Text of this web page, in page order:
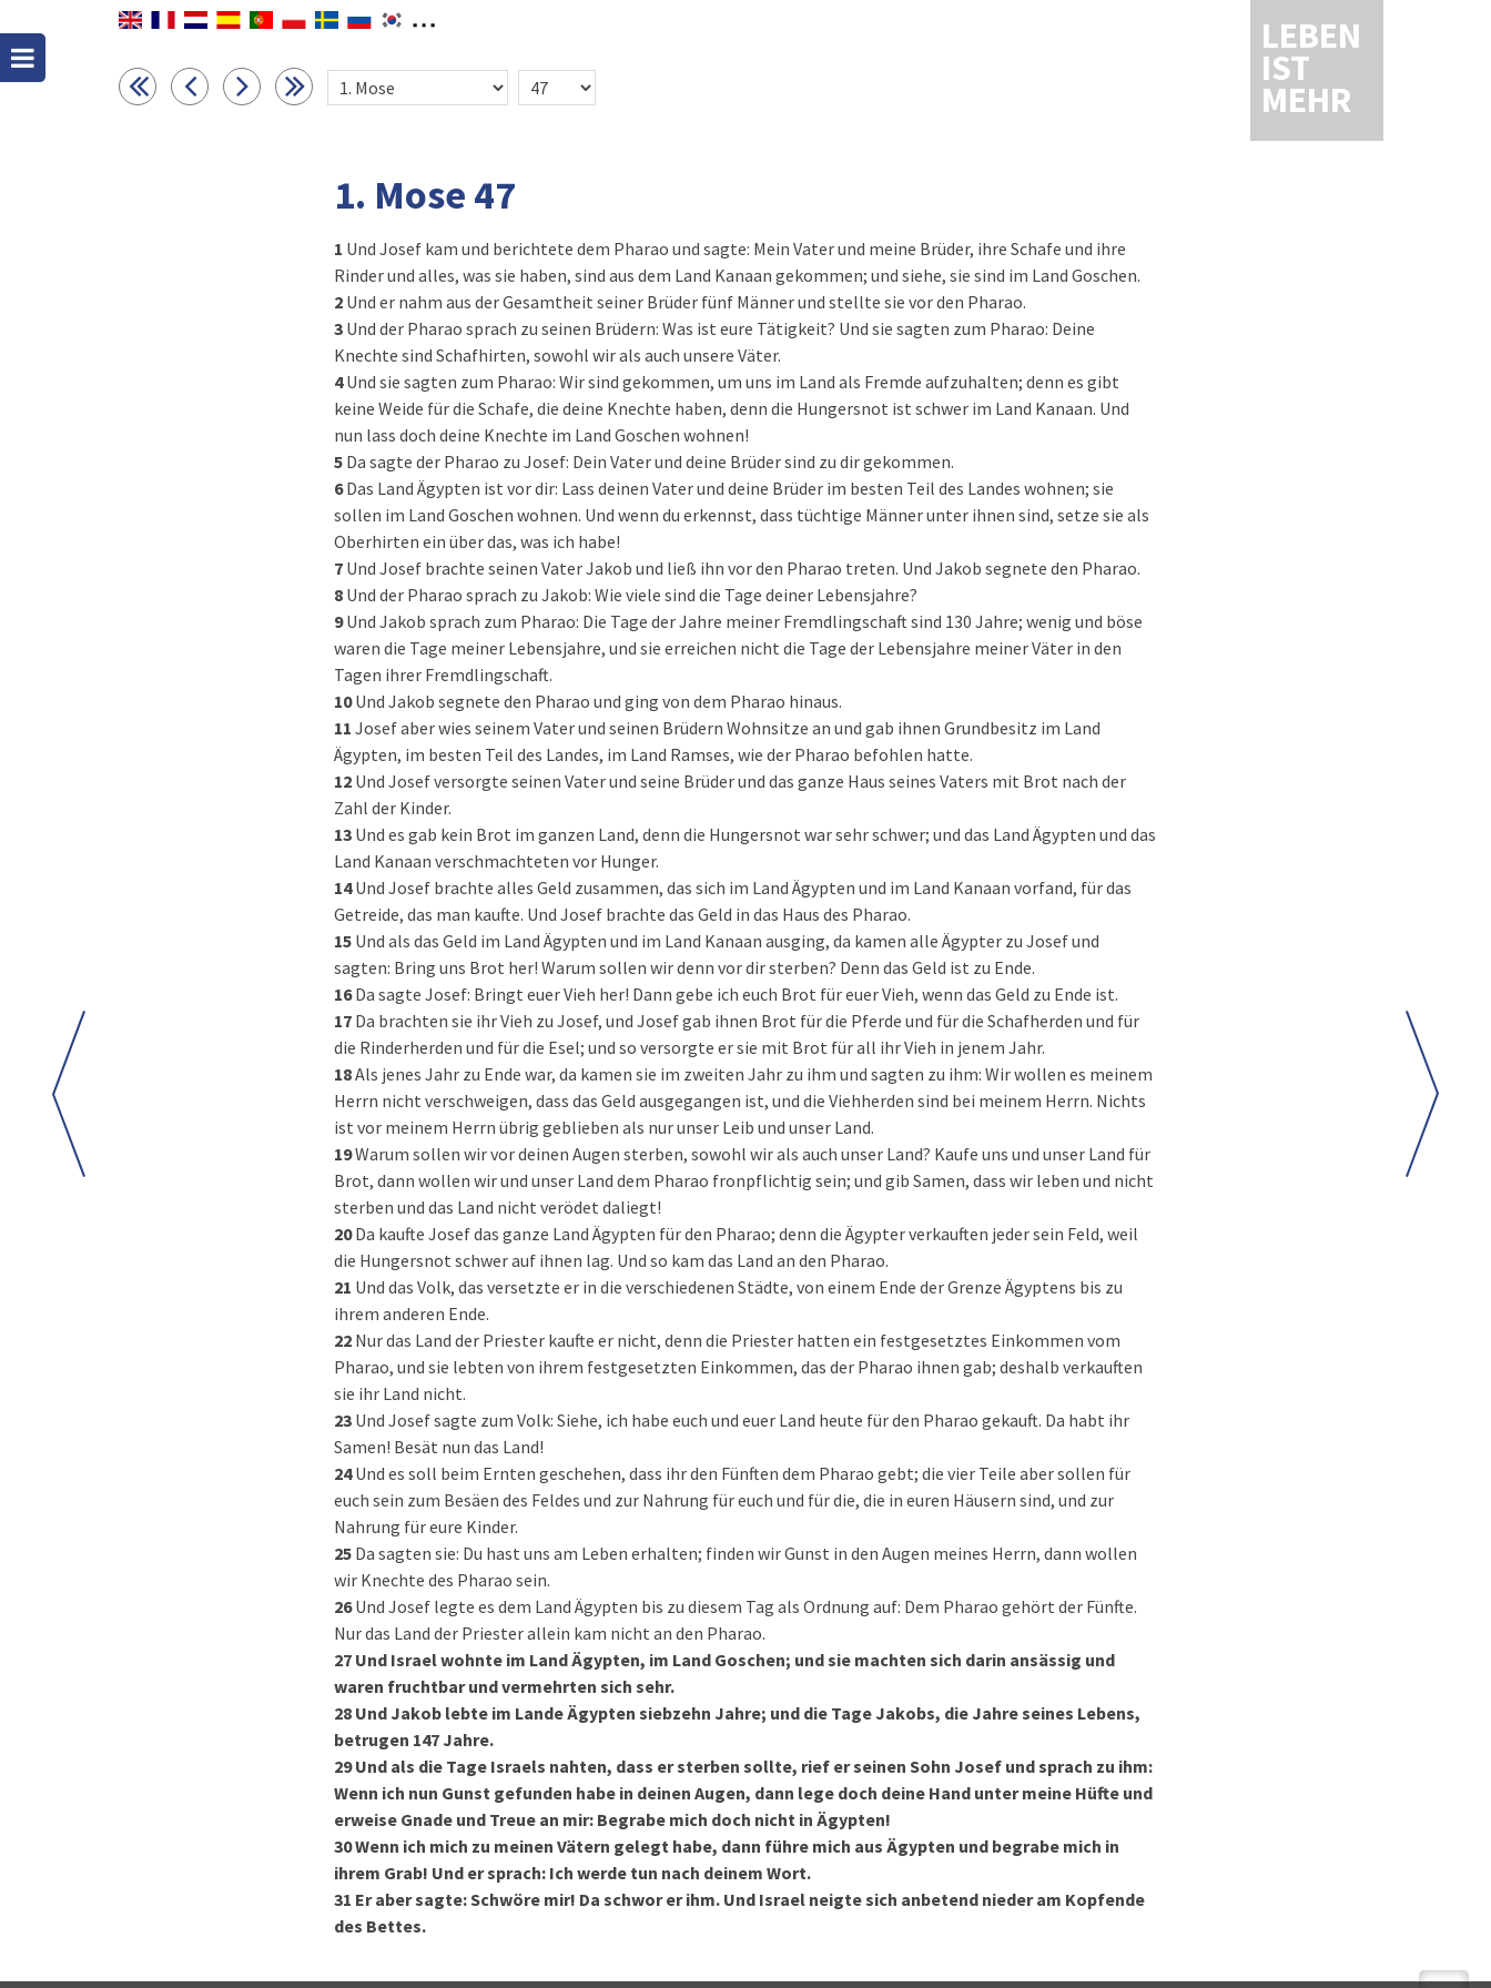
LEBEN
IST
MEHR
1. Mose 47
1 Und Josef kam und berichtete dem Pharao und sagte: Mein Vater und meine Brüder, ihre Schafe und ihre
Rinder und alles, was sie haben, sind aus dem Land Kanaan gekommen; und siehe, sie sind im Land Goschen.
2 Und er nahm aus der Gesamtheit seiner Brüder fünf Männer und stellte sie vor den Pharao.
3 Und der Pharao sprach zu seinen Brüdern: Was ist eure Tätigkeit? Und sie sagten zum Pharao: Deine
Knechte sind Schafhirten, sowohl wir als auch unsere Väter.
4Und sie sagten zum Pharao: Wir sind gekommen, um uns im Land als Fremde aufzuhalten; denn es gibt
keine Weide für die Schafe, die deine Knechte haben, denn die Hungersnot ist schwer im Land Kanaan. Und
nun lass doch deine Knechte im Land Goschen wohnen!
5 Da sagte der Pharao zu Josef: Dein Vater und deine Brüder sind zu dir gekommen.
6Das Land Ägypten ist vor dir: Lass deinen Vater und deine Brüder im besten Teil des Landes wohnen; sie
sollen im Land Goschen wohnen. Und wenn du erkennst, dass tüchtige Männer unter ihnen sind, setze sie als
Oberhirten ein über das, was ich habe!
7 Und Josef brachte seinen Vater Jakob und ließ ihn vor den Pharao treten. Und Jakob segnete den Pharao.
8 Und der Pharao sprach zu Jakob: Wie viele sind die Tage deiner Lebensjahre?
9Und Jakob sprach zum Pharao: Die Tage der Jahre meiner Fremdlingschaft sind 130 Jahre; wenig und böse
waren die Tage meiner Lebensjahre, und sie erreichen nicht die Tage der Lebensjahre meiner Väter in den
Tagen ihrer Fremdlingschaft.
10Und Jakob segnete den Pharao und ging von dem Pharao hinaus.
11 Josef aber wies seinem Vater und seinen Brüdern Wohnsitze an und gab ihnen Grundbesitz im Land
Ägypten, im besten Teil des Landes, im Land Ramses, wie der Pharao befohlen hatte.
12 Und Josef versorgte seinen Vater und seine Brüder und das ganze Haus seines Vaters mit Brot nach der
Zahl der Kinder.
13 Und es gab kein Brot im ganzen Land, denn die Hungersnot war sehr schwer; und das Land Ägypten und das
Land Kanaan verschmachteten vor Hunger.
14Und Josef brachte alles Geld zusammen, das sich im Land Ägypten und im Land Kanaan vorfand, für das
Getreide, das man kaufte. Und Josef brachte das Geld in das Haus des Pharao.
15 Und als das Geld im Land Ägypten und im Land Kanaan ausging, da kamen alle Ägypter zu Josef und
sagten: Bring uns Brot her! Warum sollen wir denn vor dir sterben? Denn das Geld ist zu Ende.
16Da sagte Josef: Bringt euer Vieh her! Dann gebe ich euch Brot für euer Vieh, wenn das Geld zu Ende ist.
17 Da brachten sie ihr Vieh zu Josef, und Josef gab ihnen Brot für die Pferde und für die Schafherden und für
die Rinderherden und für die Esel; und so versorgte er sie mit Brot für all ihr Vieh in jenem Jahr.
18Als jenes Jahr zu Ende war, da kamen sie im zweiten Jahr zu ihm und sagten zu ihm: Wir wollen es meinem
Herrn nicht verschweigen, dass das Geld ausgegangen ist, und die Viehherden sind bei meinem Herrn. Nichts
ist vor meinem Herrn übrig geblieben als nur unser Leib und unser Land.
19Warum sollen wir vor deinen Augen sterben, sowohl wir als auch unser Land? Kaufe uns und unser Land für
Brot, dann wollen wir und unser Land dem Pharao fronpflichtig sein; und gib Samen, dass wir leben und nicht
sterben und das Land nicht verödet daliegt!
20Da kaufte Josef das ganze Land Ägypten für den Pharao; denn die Ägypter verkauften jeder sein Feld, weil
die Hungersnot schwer auf ihnen lag. Und so kam das Land an den Pharao.
21 Und das Volk, das versetzte er in die verschiedenen Städte, von einem Ende der Grenze Ägyptens bis zu
ihrem anderen Ende.
22 Nur das Land der Priester kaufte er nicht, denn die Priester hatten ein festgesetztes Einkommen vom
Pharao, und sie lebten von ihrem festgesetzten Einkommen, das der Pharao ihnen gab; deshalb verkauften
sie ihr Land nicht.
23 Und Josef sagte zum Volk: Siehe, ich habe euch und euer Land heute für den Pharao gekauft. Da habt ihr
Samen! Besät nun das Land!
24Und es soll beim Ernten geschehen, dass ihr den Fünften dem Pharao gebt; die vier Teile aber sollen für
euch sein zum Besäen des Feldes und zur Nahrung für euch und für die, die in euren Häusern sind, und zur
Nahrung für eure Kinder.
25 Da sagten sie: Du hast uns am Leben erhalten; finden wir Gunst in den Augen meines Herrn, dann wollen
wir Knechte des Pharao sein.
26Und Josef legte es dem Land Ägypten bis zu diesem Tag als Ordnung auf: Dem Pharao gehört der Fünfte.
Nur das Land der Priester allein kam nicht an den Pharao.
27 Und Israel wohnte im Land Ägypten, im Land Goschen; und sie machten sich darin ansässig und
waren fruchtbar und vermehrten sich sehr.
28 Und Jakob lebte im Lande Ägypten siebzehn Jahre; und die Tage Jakobs, die Jahre seines Lebens,
betrugen 147 Jahre.
29Und als die Tage Israels nahten, dass er sterben sollte, rief er seinen Sohn Josef und sprach zu ihm:
Wenn ich nun Gunst gefunden habe in deinen Augen, dann lege doch deine Hand unter meine Hüfte und
erweise Gnade und Treue an mir: Begrabe mich doch nicht in Ägypten!
30Wenn ich mich zu meinen Vätern gelegt habe, dann führe mich aus Ägypten und begrabe mich in
ihrem Grab! Und er sprach: Ich werde tun nach deinem Wort.
31 Er aber sagte: Schwöre mir! Da schwor er ihm. Und Israel neigte sich anbetend nieder am Kopfende
des Bettes.